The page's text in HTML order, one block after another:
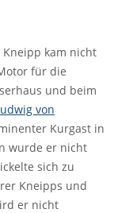
kam nicht
für die
und beim
von
Kurgast in
wurde er nicht
sich zu
Kneipps und
er nicht